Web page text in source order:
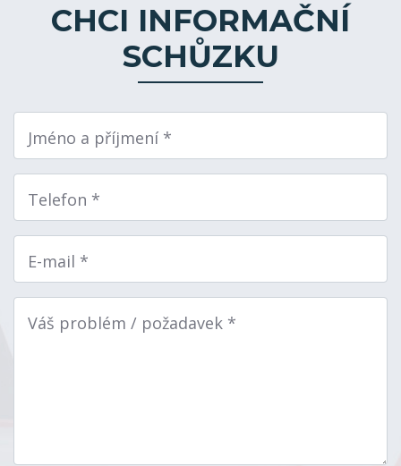
CHCI INFORMAČNÍ
SCHŮZKU
Jméno a příjmení *
Telefon *
E-mail *
Váš problém / požadavek *